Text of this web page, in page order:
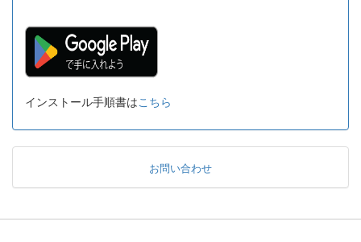
インストール手順書はこちら
お問い合わせ